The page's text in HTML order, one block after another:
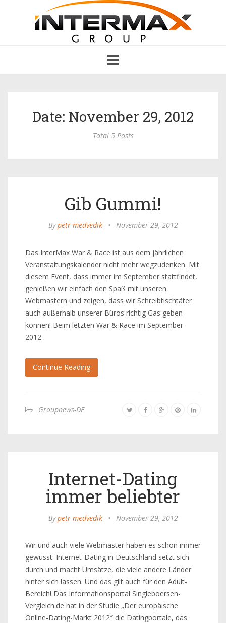
navigation
Date: November 29, 2012
Total 5 Posts
Gib Gummi!
Bypetr medvedik • November 29, 2012
Das InterMax War & Race ist aus dem jährlichen
Veranstaltungskalender nicht mehr wegzudenken. Mit
diesem Event, dass immer im September stattfindet,
genießen wir einfach den Spaß mit unseren
Webmastern und zeigen, dass wir Schreibtischtäter
auch außerhalb unserer Büros richtig Gas geben
können! Beim letzten War & Race im September
2012
Continue Reading
Groupnews-DE
Internet-Dating
immer beliebter
Bypetr medvedik • November 29, 2012
Wir und auch viele Webmaster haben es schon immer
gewusst: Internet-Dating in Deutschland setzt sich
durch und macht Umsätze, die viele andere Länder
hinter sich lassen. Und das gilt auch für den Adult-
Bereich! Das Informationsportal Singleboersen-
Vergleich.de hat in der Studie „Der europäische
Online-Dating-Markt 2012″ die Datingportale, das